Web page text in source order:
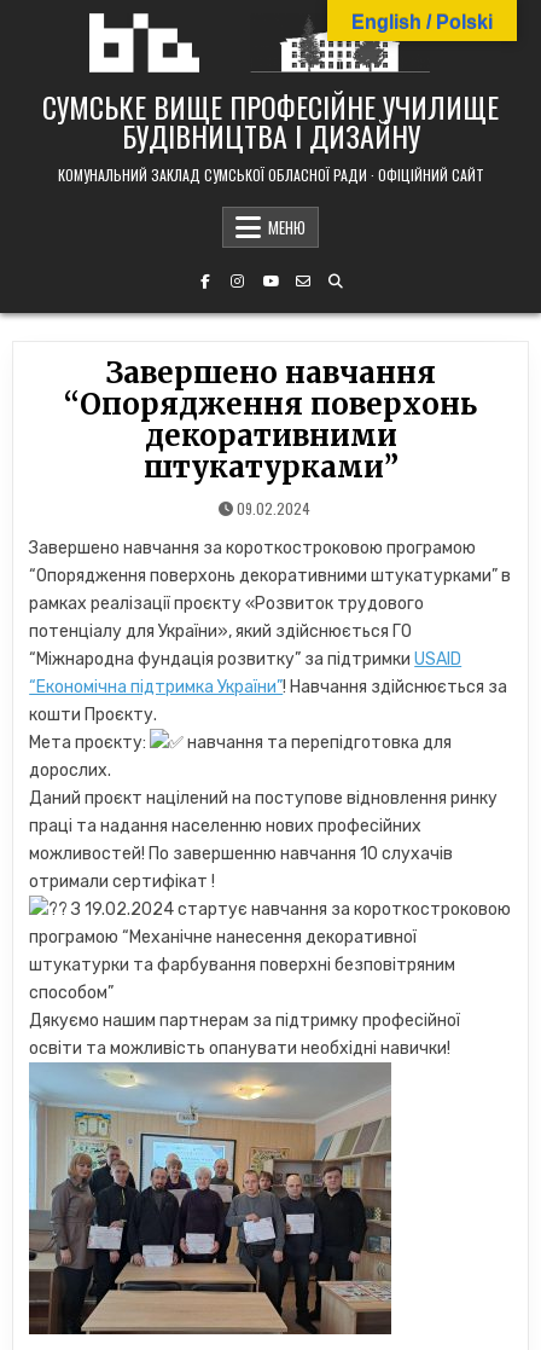
СУМСЬКЕ ВИЩЕ ПРОФЕСІЙНЕ УЧИЛИЩЕ
БУДІВНИЦТВА І ДИЗАЙНУ
КОМУНАЛЬНИЙ ЗАКЛАД СУМСЬКОЇ ОБЛАСНОЇ РАДИ · ОФІЦІЙНИЙ САЙТ
МЕНЮ
Завершено навчання
“Опорядження поверхонь
декоративними
штукатурками”
09.02.2024
Завершено навчання за короткостроковою програмою
“Опорядження поверхонь декоративними штукатурками” в
рамках реалізації проєкту «Розвиток трудового
потенціалу для України», який здійснюється ГО
“Міжнародна фундація розвитку” за підтримкиUSAID
“Економічна підтримка України”! Навчання здійснюється за
кошти Проєкту.
Мета проєкту:
навчання та перепідготовка для
дорослих.
Даний проєкт націлений на поступове відновлення ринку
праці та надання населенню нових професійних
можливостей! По завершенню навчання 10 слухачів
отримали сертифікат !
З 19.02.2024 стартує навчання за короткостроковою
програмою “Механічне нанесення декоративної
штукатурки та фарбування поверхні безповітряним
способом”
Дякуємо нашим партнерам за підтримку професійної
освіти та можливість опанувати необхідні навички!
English / Polski